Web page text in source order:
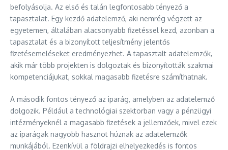
befolyásolja. Az első és talán legfontosabb tényező a
tapasztalat. Egy kezdő adatelemző, aki nemrég végzett az
egyetemen, általában alacsonyabb fizetéssel kezd, azonban a
tapasztalat és a bizonyított teljesítmény jelentős
fizetésemeléseket eredményezhet. A tapasztalt adatelemzők,
akik már több projekten is dolgoztak és bizonyították szakmai
kompetenciájukat, sokkal magasabb fizetésre számíthatnak.
A második fontos tényező az iparág, amelyben az adatelemző
dolgozik. Például a technológiai szektorban vagy a pénzügyi
intézményeknél a magasabb fizetések a jellemzőek, mivel ezek
az iparágak nagyobb hasznot húznak az adatelemzők
munkájából. Ezenkívül a földrajzi elhelyezkedés is fontos